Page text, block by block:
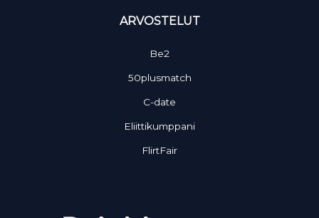
ARVOSTELUT
Be2
50plusmatch
C-date
Eliittikumppani
FlirtFair